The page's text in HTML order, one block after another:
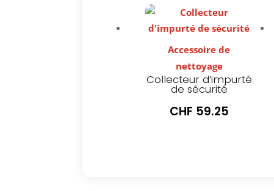
Accessoire de
nettoyage
Collecteur d’impurté
de sécurité
CHF 59.25